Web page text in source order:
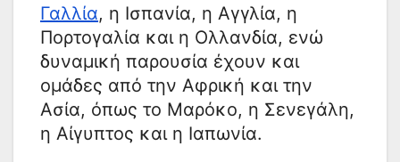
Γαλλία, η Ισπανία, η Αγγλία, η
Πορτογαλία και η Ολλανδία, ενώ
δυναμική παρουσία έχουν και
ομάδες από την Αφρική και την
Ασία, όπως το Μαρόκο, η Σενεγάλη,
η Αίγυπτος και η Ιαπωνία.